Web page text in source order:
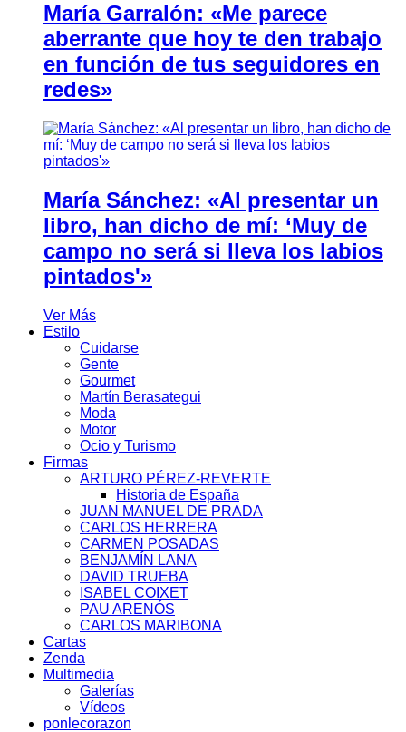
María Garralón: «Me parece
aberrante que hoy te den trabajo
en función de tus seguidores en
redes»
María Sánchez: «Al presentar un
libro, han dicho de mí: ‘Muy de
campo no será si lleva los labios
pintados'»
Ver Más
Estilo
Cuidarse
Gente
Gourmet
Martín Berasategui
Moda
Motor
Ocio y Turismo
Firmas
ARTURO PÉREZ-REVERTE
Historia de España
JUAN MANUEL DE PRADA
CARLOS HERRERA
CARMEN POSADAS
BENJAMÍN LANA
DAVID TRUEBA
ISABEL COIXET
PAU ARENÓS
CARLOS MARIBONA
Cartas
Zenda
Multimedia
Galerías
Vídeos
ponlecorazon